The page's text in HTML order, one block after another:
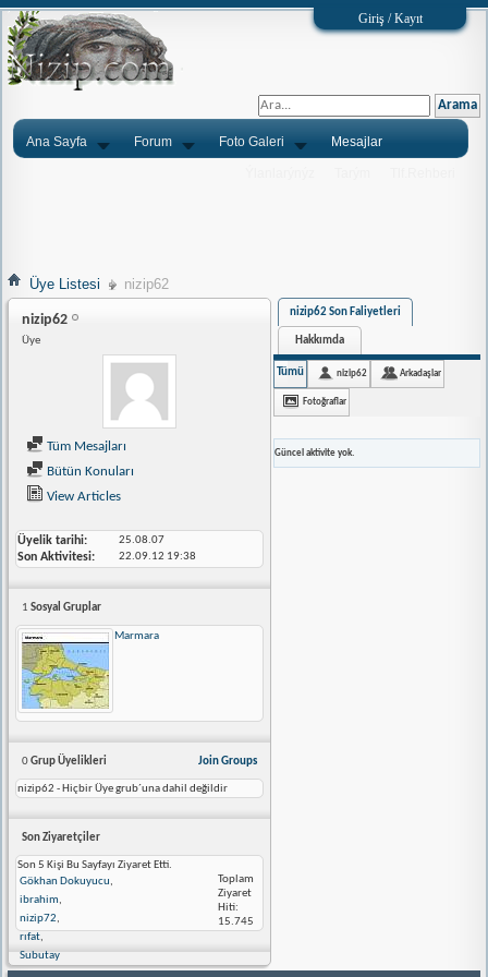
Giriş / Kayıt
Ana Sayfa Forum Foto Galeri Mesajlar
Üye Listesi nizip62
nizip62
Üye
Tüm Mesajları
Bütün Konuları
View Articles
Üyelik tarihi 25.08.07
Son Aktivitesi 22.09.12 19:38
1 Sosyal Gruplar
Marmara
Join Groups
0Grup Üyelikleri
nizip62 - Hiçbir Üye grub´una dahil değildir
Son Ziyaretçiler
Son 5 Kişi Bu Sayfayı Ziyaret Etti.
Gökhan Dokuyucu,
ibrahim,
nizip72,
rıfat,
Subutay
Toplam
Ziyaret
Hiti:
15.745
nizip62 Son Faliyetleri
Hakkımda
Tümü nizip62 Arkadaşlar
Fotoğraflar
Güncel aktivite yok.